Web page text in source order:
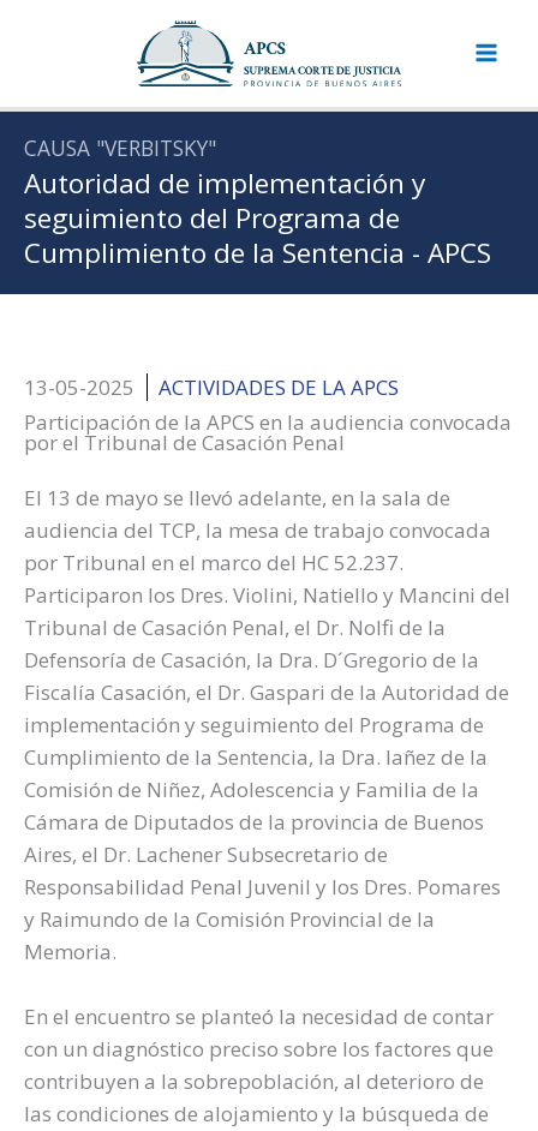
CAUSA "VERBITSKY"
Autoridad de implementación y
seguimiento del Programa de
Cumplimiento de la Sentencia - APCS
13-05-2025
ACTIVIDADES DE LA APCS
Participación de la APCS en la audiencia convocada
por el Tribunal de Casación Penal
El 13 de mayo se llevó adelante, en la sala de
audiencia del TCP, la mesa de trabajo convocada
por Tribunal en el marco del HC 52.237.
Participaron los Dres. Violini, Natiello y Mancini del
Tribunal de Casación Penal, el Dr. Nolfi de la
Defensoría de Casación, la Dra. D´Gregorio de la
Fiscalía Casación, el Dr. Gaspari de la Autoridad de
implementación y seguimiento del Programa de
Cumplimiento de la Sentencia, la Dra. Iañez de la
Comisión de Niñez, Adolescencia y Familia de la
Cámara de Diputados de la provincia de Buenos
Aires, el Dr. Lachener Subsecretario de
Responsabilidad Penal Juvenil y los Dres. Pomares
y Raimundo de la Comisión Provincial de la
Memoria.
En el encuentro se planteó la necesidad de contar
con un diagnóstico preciso sobre los factores que
contribuyen a la sobrepoblación, al deterioro de
las condiciones de alojamiento y la búsqueda de